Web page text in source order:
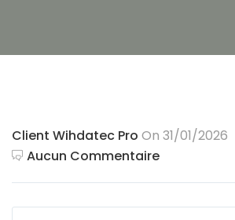
Client Wihdatec Pro On 31/01/2026
Aucun Commentaire